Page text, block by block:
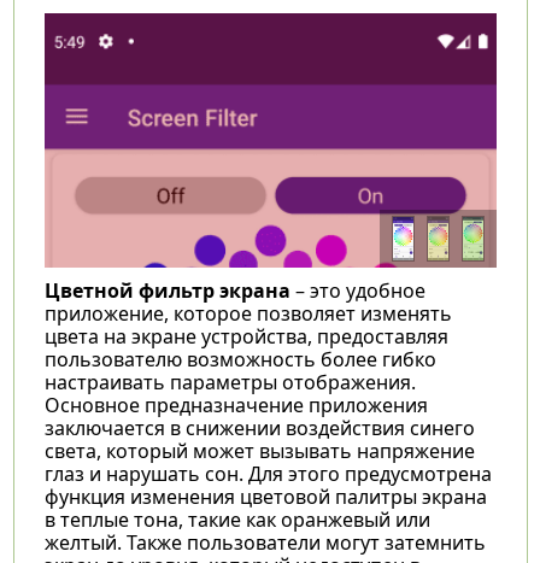
Цветной фильтр экрана – это удобное
приложение, которое позволяет изменять
цвета на экране устройства, предоставляя
пользователю возможность более гибко
настраивать параметры отображения.
Основное предназначение приложения
заключается в снижении воздействия синего
света, который может вызывать напряжение
глаз и нарушать сон. Для этого предусмотрена
функция изменения цветовой палитры экрана
в теплые тона, такие как оранжевый или
желтый. Также пользователи могут затемнить